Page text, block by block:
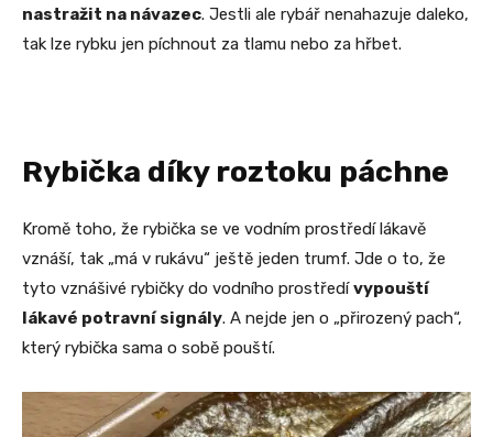
nastražit na návazec. Jestli ale rybář nenahazuje daleko,
tak lze rybku jen píchnout za tlamu nebo za hřbet.
Rybička díky roztoku páchne
Kromě toho, že rybička se ve vodním prostředí lákavě
vznáší, tak „má v rukávu“ ještě jeden trumf. Jde o to, že
tyto vznášivé rybičky do vodního prostředívypouští
lákavé potravní signály. A nejde jen o „přirozený pach“,
který rybička sama o sobě pouští.